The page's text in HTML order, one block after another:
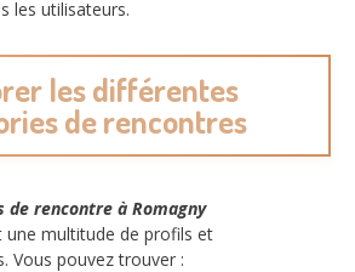
les utilisateurs.
les différentes
de rencontres
de rencontre à Romagny
une multitude de profils et
Vous pouvez trouver :